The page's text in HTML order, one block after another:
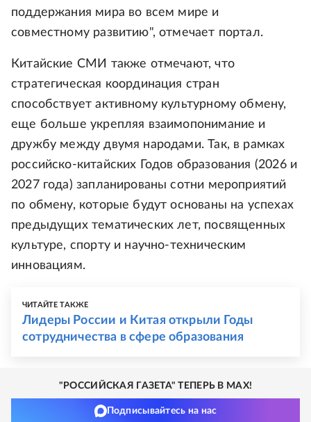
поддержания мира во всем мире и
совместному развитию", отмечает портал.
Китайские СМИ также отмечают, что
стратегическая координация стран
способствует активному культурному обмену,
еще больше укрепляя взаимопонимание и
дружбу между двумя народами. Так, в рамках
российско-китайских Годов образования (2026 и
2027 года) запланированы сотни мероприятий
по обмену, которые будут основаны на успехах
предыдущих тематических лет, посвященных
культуре, спорту и научно-техническим
инновациям.
ЧИТАЙТЕ ТАКЖЕ
Лидеры России и Китая открыли Годы
сотрудничества в сфере образования
"РОССИЙСКАЯ ГАЗЕТА" ТЕПЕРЬ В MAX!
Подписывайтесь на нас